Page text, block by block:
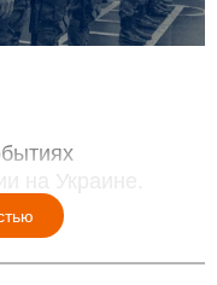
на Украине.